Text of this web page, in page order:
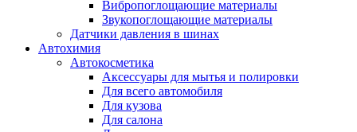
Вибропоглощающие материалы
Звукопоглощающие материалы
Датчики давления в шинах
Автохимия
Автокосметика
Аксессуары для мытья и полировки
Для всего автомобиля
Для кузова
Для салона